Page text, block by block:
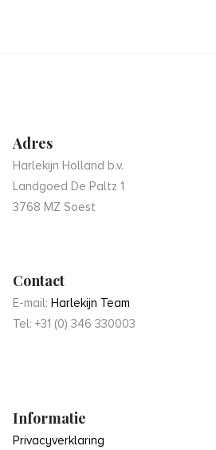
Adres
Harlekijn Holland b.v.
Landgoed De Paltz 1
3768 MZ Soest
Contact
E-mail: Harlekijn Team
Tel: +31 (0) 346 330003
Informatie
Privacyverklaring